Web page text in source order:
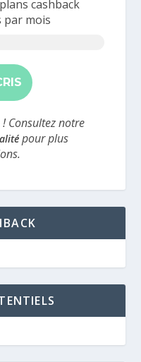
cashback
par mois
Consultez notre
pour plus